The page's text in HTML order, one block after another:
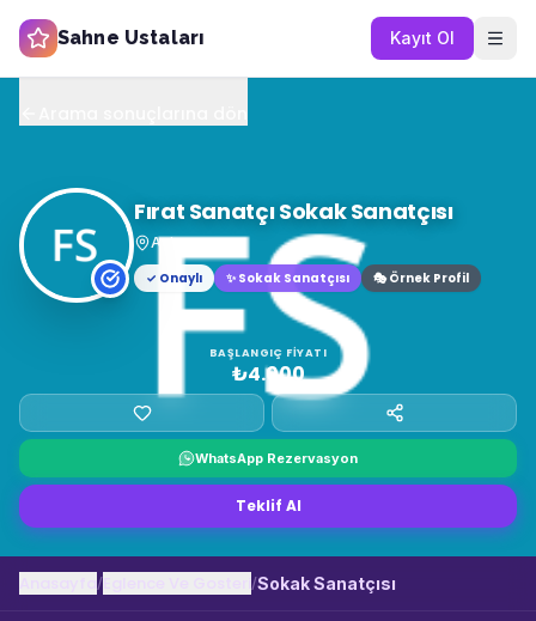
Sahne Ustaları Kayıt Ol
Fırat Sanatçı Sokak Sanatçısı
Ankara
✓ Onaylı
✨ Sokak Sanatçısı 🎭 Örnek Profil
BAŞLANGIÇ FIYATI
₺4.000
WhatsApp Rezervasyon
Teklif Al
/ /Sokak Sanatçısı